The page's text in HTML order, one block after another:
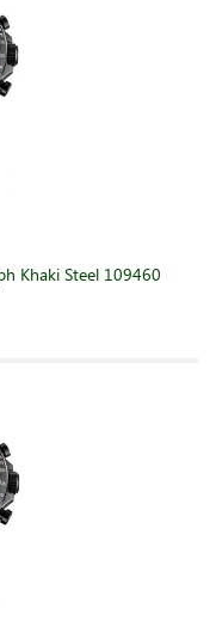
Khaki Steel 109460